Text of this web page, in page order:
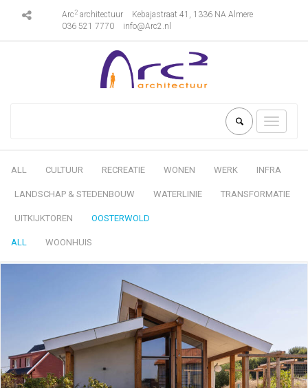
Arc 2architectuur
Kebajastraat 41, 1336 NA Almere
036 521 7770
info@Arc2.nl
Toggle
ALL CULTUUR RECREATIE WONEN WERK INFRA
LANDSCHAP & STEDENBOUW WATERLINIE TRANSFORMATIE
UITKIJKTOREN OOSTERWOLD
ALL WOONHUIS